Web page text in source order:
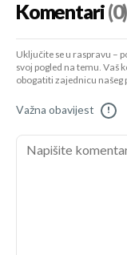
Komentari(0)
Uključite se u raspravu –
svoj pogled na temu.
obogatiti zajednicu našeg
Važna obavijest !